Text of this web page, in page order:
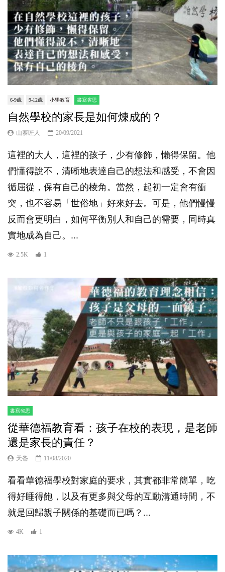
6-9歲 9-12歲 小學教育 書寫省思
自然學校的家長是如何煉成的？
山寨匠人 20/09/2021
這裡的大人，這裡的孩子，少有修飾，懶得保留。他
們懂得說不，清晰地表達自己的想法和感受，不會因
循屈從，保有自己的棱角。當然，起初一定會有衝
突，也不容易「世俗地」好來好去。可是，他們慢慢
反而會更明白，如何平衡別人和自己的需要，同時真
實地成為自己。...
2.5K 1
書寫省思
從華德福教育看：孩子在校的表現，是老師
還是家長的責任？
天爸 11/08/2020
看看華德福學校對家庭的要求，其實都非常簡單，吃
得好睡得飽，以及有更多與父母的互動溝通時間，不
就是回歸親子關係的基礎而已嗎？...
4K 1